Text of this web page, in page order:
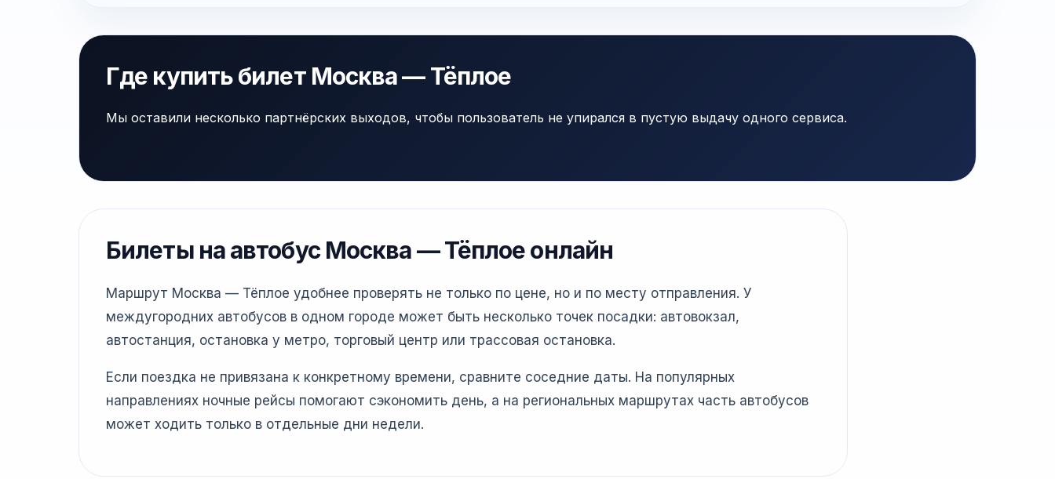
Где купить билет Москва — Тёплое
Мы оставили несколько партнёрских выходов, чтобы пользователь не упирался в пустую выдачу одного сервиса.
Билеты на автобус Москва — Тёплое онлайн
Маршрут Москва — Тёплое удобнее проверять не только по цене, но и по месту отправления. У
междугородних автобусов в одном городе может быть несколько точек посадки: автовокзал,
автостанция, остановка у метро, торговый центр или трассовая остановка.
Если поездка не привязана к конкретному времени, сравните соседние даты. На популярных
направлениях ночные рейсы помогают сэкономить день, а на региональных маршрутах часть автобусов
может ходить только в отдельные дни недели.